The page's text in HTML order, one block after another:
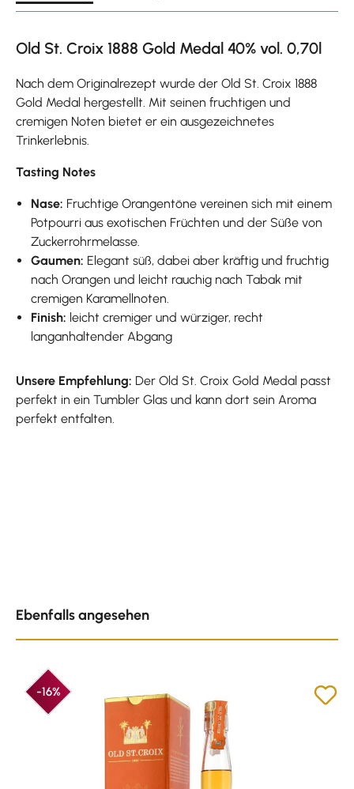
Old St. Croix 1888 Gold Medal 40% vol. 0,70l
Nach dem Originalrezept wurde der Old St. Croix 1888
Gold Medal hergestellt. Mit seinen fruchtigen und
cremigen Noten bietet er ein ausgezeichnetes
Trinkerlebnis.
Tasting Notes
Nase: Fruchtige Orangentöne vereinen sich mit einem
Potpourri aus exotischen Früchten und der Süße von
Zuckerrohrmelasse.
Gaumen: Elegant süß, dabei aber kräftig und fruchtig
nach Orangen und leicht rauchig nach Tabak mit
cremigen Karamellnoten.
Finish: leicht cremiger und würziger, recht
langanhaltender Abgang
Unsere Empfehlung: Der Old St. Croix Gold Medal passt
perfekt in ein Tumbler Glas und kann dort sein Aroma
perfekt entfalten.
Ebenfalls angesehen
-16%